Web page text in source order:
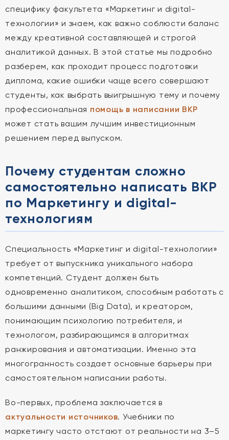
специфику факультета «Маркетинг и digital-
технологии» и знаем, как важно соблюсти баланс
между креативной составляющей и строгой
аналитикой данных. В этой статье мы подробно
разберем, как проходит процесс подготовки
диплома, какие ошибки чаще всего совершают
студенты, как выбрать выигрышную тему и почему
профессиональная помощь в написании ВКР
может стать вашим лучшим инвестиционным
решением перед выпуском.
Почему студентам сложно
самостоятельно написать ВКР
по Маркетингу и digital-
технологиям
Специальность «Маркетинг и digital-технологии»
требует от выпускника уникального набора
компетенций. Студент должен быть
одновременно аналитиком, способным работать с
большими данными (Big Data), и креатором,
понимающим психологию потребителя, и
технологом, разбирающимся в алгоритмах
ранжирования и автоматизации. Именно эта
многогранность создает основные барьеры при
самостоятельном написании работы.
Во-первых, проблема заключается в
актуальности источников. Учебники по
маркетингу часто отстают от реальности на 3–5